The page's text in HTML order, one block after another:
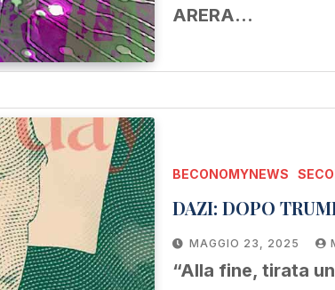
ARERA…
BECONOMYNEWS
DAZI: DOPO
MAGGIO 23, 2025
“Alla fine, tirata